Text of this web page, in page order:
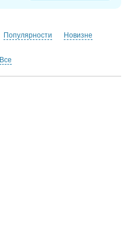
Популярности Новизне
Все